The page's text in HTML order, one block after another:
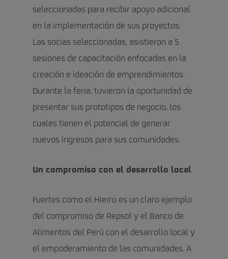
seleccionadas para recibir apoyo adicional
en la implementación de sus proyectos.
Las socias seleccionadas, asistieron a 5
sesiones de capacitación enfocadas en la
creación e ideación de emprendimientos.
Durante la feria, tuvieron la oportunidad de
presentar sus prototipos de negocio, los
cuales tienen el potencial de generar
nuevos ingresos para sus comunidades.
Un compromiso con el desarrollo local
Fuertes como el Hierro es un claro ejemplo
del compromiso de Repsol y el Banco de
Alimentos del Perú con el desarrollo local y
el empoderamiento de las comunidades. A